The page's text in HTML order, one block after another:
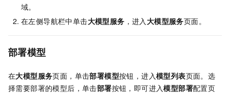
域。
在左侧导航栏中单击大模型服务 ，进入 大模型服务页面。
部署模型
在大模型服务页面，单击部署模型按钮，进入模型列表页面。选
择需要部署的模型后，单击部署按钮，即可进入模型部署配置页